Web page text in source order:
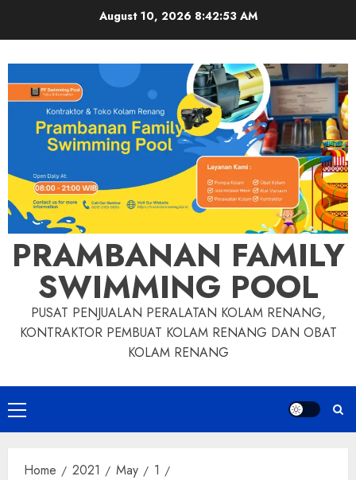
August 10, 2026 8:42:54 AM
PRAMBANAN FAMILY
SWIMMING POOL
PUSAT PENJUALAN PERALATAN KOLAM RENANG,
KONTRAKTOR PEMBUAT KOLAM RENANG DAN OBAT
KOLAM RENANG
Primary
Menu
Home 2021 May
1